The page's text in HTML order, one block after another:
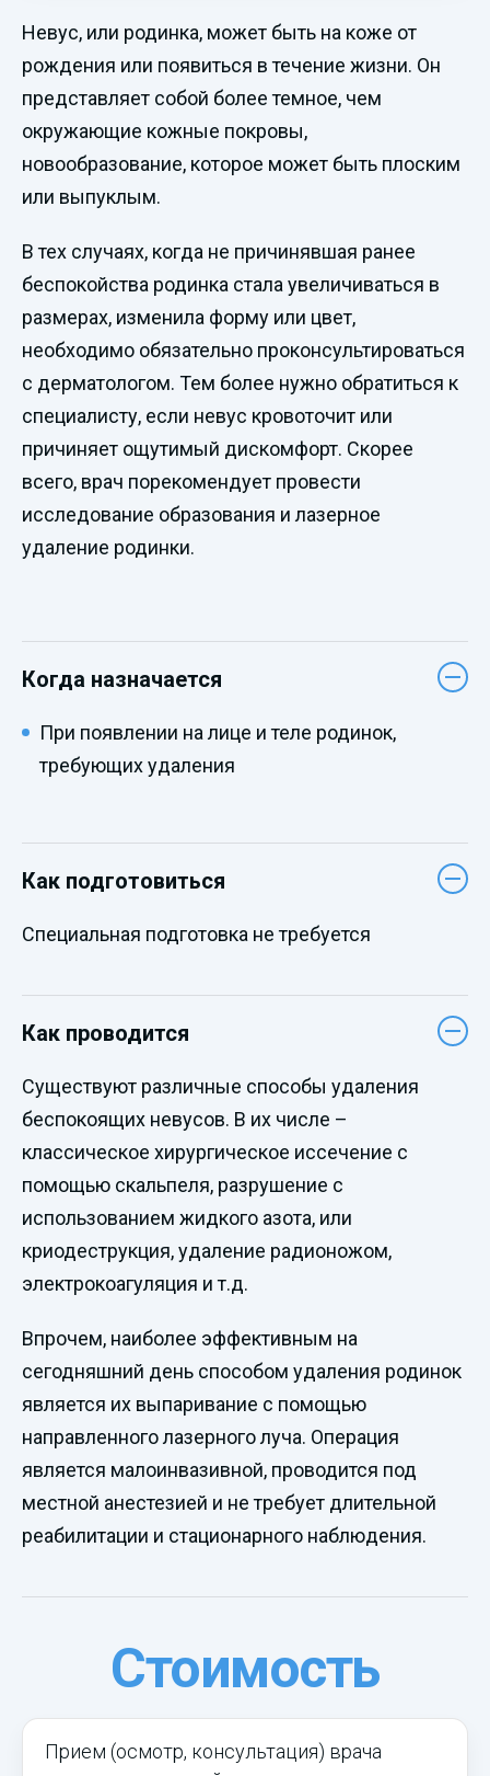
Невус, или родинка, может быть на коже от
рождения или появиться в течение жизни. Он
представляет собой более темное, чем
окружающие кожные покровы,
новообразование, которое может быть плоским
или выпуклым.
В тех случаях, когда не причинявшая ранее
беспокойства родинка стала увеличиваться в
размерах, изменила форму или цвет,
необходимо обязательно проконсультироваться
с дерматологом. Тем более нужно обратиться к
специалисту, если невус кровоточит или
причиняет ощутимый дискомфорт. Скорее
всего, врач порекомендует провести
исследование образования и лазерное
удаление родинки.
Когда назначается
При появлении на лице и теле родинок,
требующих удаления
Как подготовиться
Специальная подготовка не требуется
Как проводится
Существуют различные способы удаления
беспокоящих невусов. В их числе –
классическое хирургическое иссечение с
помощью скальпеля, разрушение с
использованием жидкого азота, или
криодеструкция, удаление радионожом,
электрокоагуляция и т.д.
Впрочем, наиболее эффективным на
сегодняшний день способом удаления родинок
является их выпаривание с помощью
направленного лазерного луча. Операция
является малоинвазивной, проводится под
местной анестезией и не требует длительной
реабилитации и стационарного наблюдения.
Стоимость
Прием (осмотр, консультация) врача